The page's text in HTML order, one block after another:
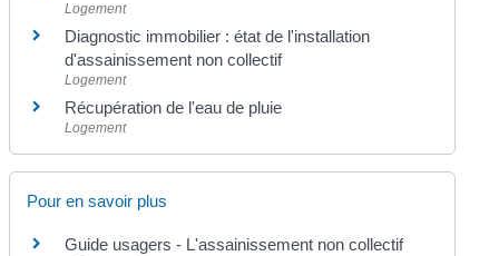
Logement
Diagnostic immobilier : état de l'installation
d'assainissement non collectif
Logement
Récupération de l'eau de pluie
Logement
Pour en savoir plus
Guide usagers - L'assainissement non collectif